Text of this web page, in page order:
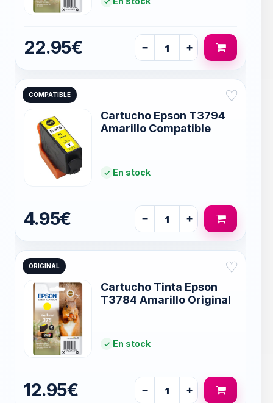
22.95€ − +
COMPATIBLE ♡
Cartucho Epson T3794
Amarillo Compatible
En stock
4.95€ − +
ORIGINAL ♡
Cartucho Tinta Epson
T3784 Amarillo Original
En stock
12.95€ − +